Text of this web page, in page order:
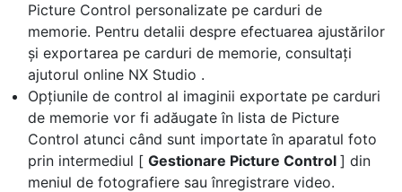
Picture Control personalizate pe carduri de
memorie. Pentru detalii despre efectuarea ajustărilor
și exportarea pe carduri de memorie, consultați
ajutorul online NX Studio .
Opțiunile de control al imaginii exportate pe carduri
de memorie vor fi adăugate în lista de Picture
Control atunci când sunt importate în aparatul foto
prin intermediul [ Gestionare Picture Control ] din
meniul de fotografiere sau înregistrare video.